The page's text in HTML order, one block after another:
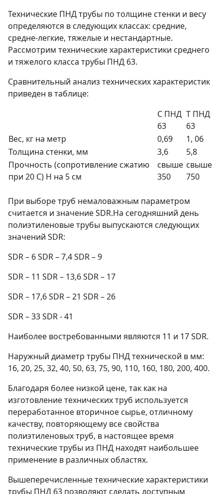
Технические ПНД трубы по толщине стенки и весу
определяются в следующих классах: средние,
средне-легкие, тяжелые и нестандартные.
Рассмотрим технические характеристики среднего
и тяжелого класса трубы ПНД 63.
Сравнительный анализ технических характеристик
приведен в таблице:
С ПНД
63
Т ПНД
63
Вес, кг на метр
0,69
1, 06
Толщина стенки, мм
3,6
5,8
Прочность (сопротивление сжатию
при 20 С) Н на 5 см
свыше
350
свыше
750
При выборе труб немаловажным параметром
считается и значение SDR.На сегодняшний день
полиэтиленовые трубы выпускаются следующих
значений SDR:
SDR – 6 SDR – 7,4 SDR – 9
SDR – 11 SDR – 13,6 SDR – 17
SDR – 17,6 SDR – 21 SDR – 26
SDR – 33 SDR - 41
Наиболее востребованными являются 11 и 17 SDR.
Наружный диаметр трубы ПНД технической в мм:
16, 20, 25, 32, 40, 50, 63, 75, 90, 110, 160, 180, 200, 400.
Благодаря более низкой цене, так как на
изготовление технических труб используется
переработанное вторичное сырье, отличному
качеству, повторяющему все свойства
полиэтиленовых труб, в настоящее время
технические трубы из ПНД находят наибольшее
применение в различных областях.
Вышеперечисленные технические характеристики
трубы ПНД 63 позволяют сделать доступным